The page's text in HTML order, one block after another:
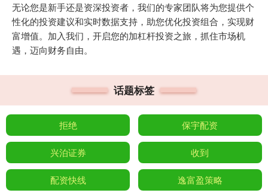
无论您是新手还是资深投资者，我们的专家团队将为您提供个
性化的投资建议和实时数据支持，助您优化投资组合，实现财
富增值。加入我们，开启您的加杠杆投资之旅，抓住市场机
遇，迈向财务自由。
话题标签
拒绝 保宇配资
兴泊证券 收到
配资快线 逸富盈策略